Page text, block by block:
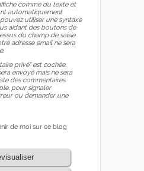
comme du texte et
automatiquement
utiliser une syntaxe
aidant des boutons de
du champ de saisie
adresse email ne sera
privé" est cochée,
envoyé mais ne sera
des commentaires.
pour signaler
ou demander une
de moi sur ce blog